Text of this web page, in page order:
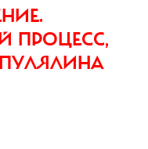
ПРОЦЕСС,
ПУЛЯЛИНА